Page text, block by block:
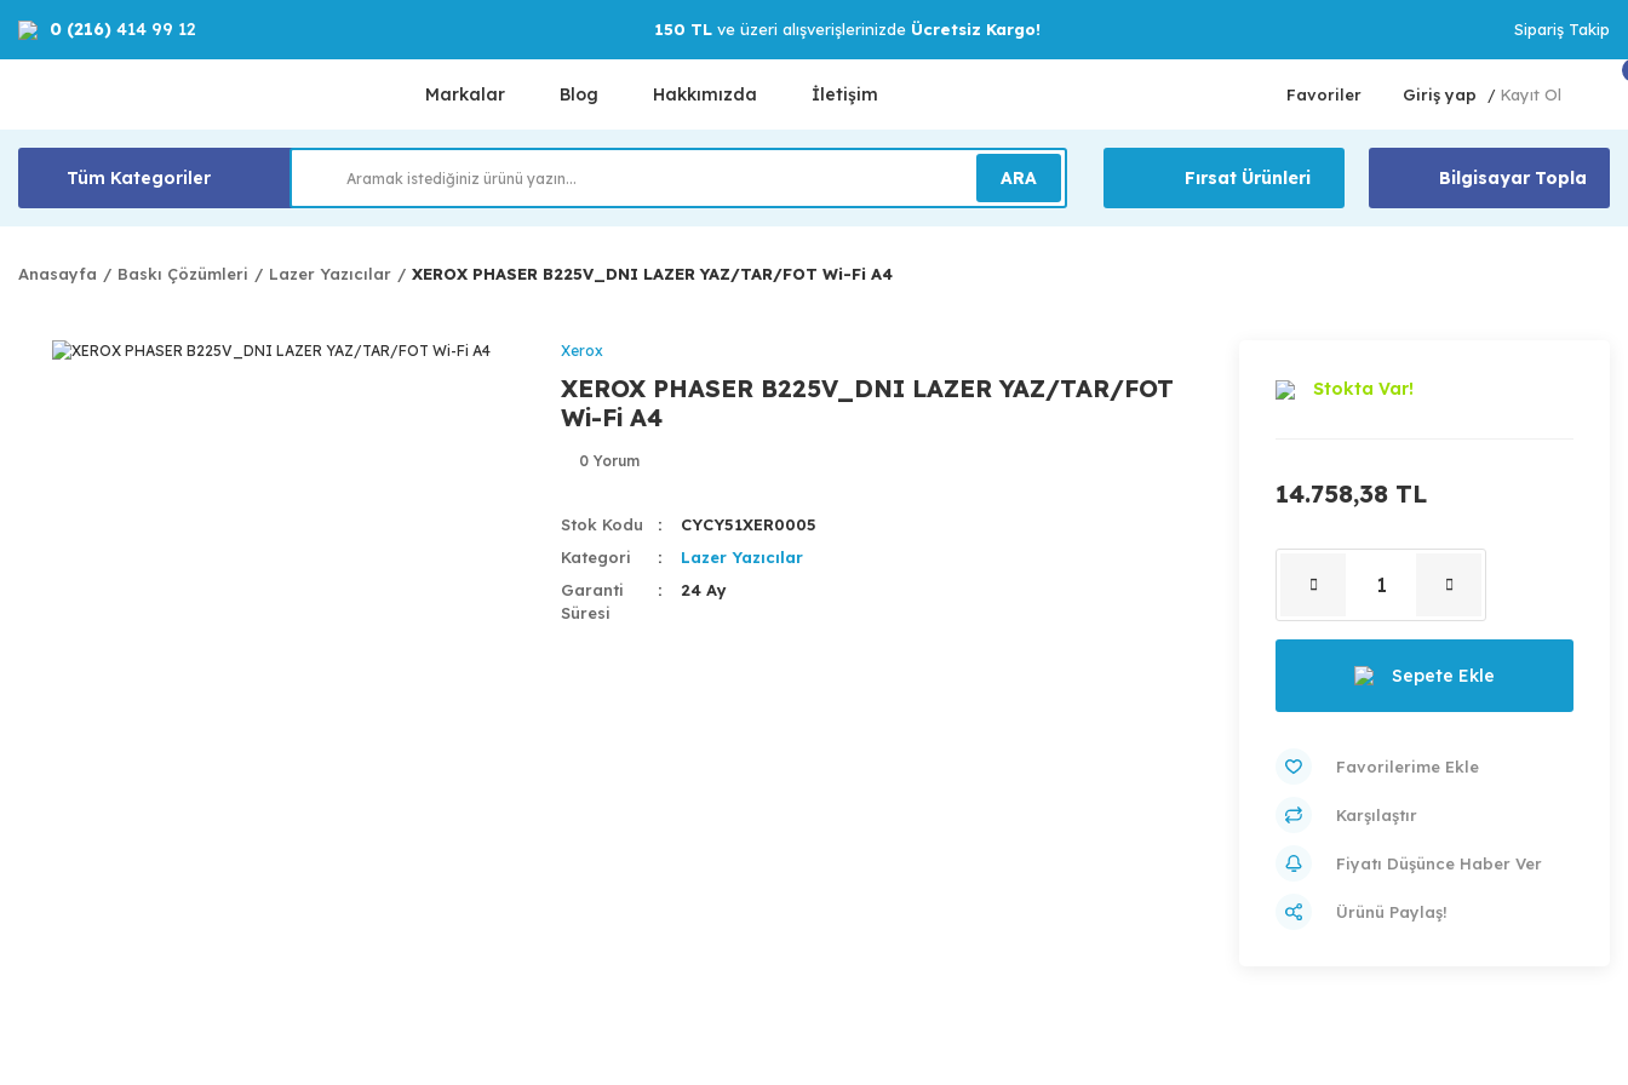
0 (216) 414 99 12 150 TLve üzeri alışverişlerinizde Ücretsiz Kargo! Sipariş Takip
Markalar Blog Hakkımızda İletişim Favoriler Giriş yap / Kayıt Ol
Tüm Kategoriler ARA Fırsat Ürünleri Bilgisayar Topla
Anasayfa Baskı Çözümleri Lazer Yazıcılar XEROX PHASER B225V_DNI LAZER YAZ/TAR/FOT Wi-Fi A4
Xerox
XEROX PHASER B225V_DNI LAZER YAZ/TAR/FOT
Wi-Fi A4
0 Yorum
Stok Kodu
CYCY51XER0005
Kategori
Lazer Yazıcılar
Garanti
Süresi
24 Ay
Stokta Var!
14.758,38 TL
Sepete Ekle
Karşılaştır
Fiyatı Düşünce Haber Ver
Ürünü Paylaş!